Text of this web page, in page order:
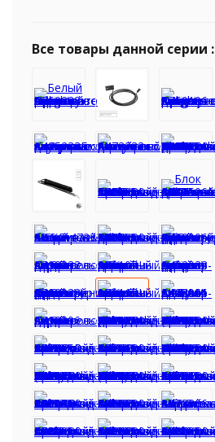
Все товары данной серии :